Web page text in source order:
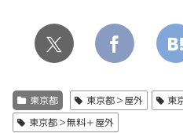
東京都 東京都＞屋外
東
東京都＞無料＋屋外